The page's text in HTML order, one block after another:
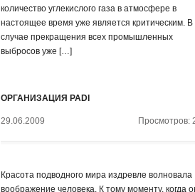
количество углекислого газа в атмосфере в
настоящее время уже является критическим. В
случае прекращения всех промышленных
выбросов уже […]
ОРГАНИЗАЦИЯ PADI
29.06.2009 Просмотров:
Красота подводного мира издревле волновала
воображение человека. К тому моменту, когда